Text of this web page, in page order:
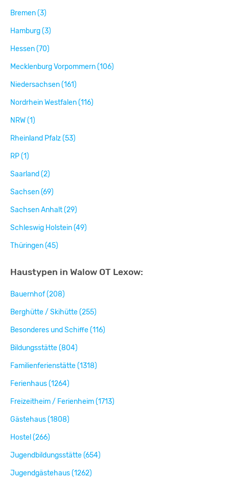
Bremen (3)
Hamburg (3)
Hessen (70)
Mecklenburg Vorpommern (106)
Niedersachsen (161)
Nordrhein Westfalen (116)
NRW (1)
Rheinland Pfalz (53)
RP (1)
Saarland (2)
Sachsen (69)
Sachsen Anhalt (29)
Schleswig Holstein (49)
Thüringen (45)
Haustypen in Walow OT Lexow:
Bauernhof (208)
Berghütte / Skihütte (255)
Besonderes und Schiffe (116)
Bildungsstätte (804)
Familienferienstätte (1318)
Ferienhaus (1264)
Freizeitheim / Ferienheim (1713)
Gästehaus (1808)
Hostel (266)
Jugendbildungsstätte (654)
Jugendgästehaus (1262)